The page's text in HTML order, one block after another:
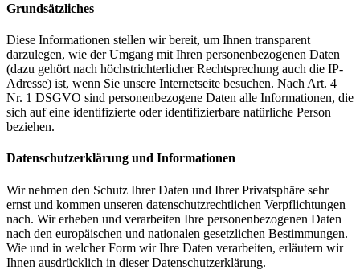
Grundsätzliches
Diese Informationen stellen wir bereit, um Ihnen transparent
darzulegen, wie der Umgang mit Ihren personenbezogenen Daten
(dazu gehört nach höchstrichterlicher Rechtsprechung auch die IP-
Adresse) ist, wenn Sie unsere Internetseite besuchen. Nach Art. 4
Nr. 1 DSGVO sind personenbezogene Daten alle Informationen, die
sich auf eine identifizierte oder identifizierbare natürliche Person
beziehen.
Datenschutzerklärung und Informationen
Wir nehmen den Schutz Ihrer Daten und Ihrer Privatsphäre sehr
ernst und kommen unseren datenschutzrechtlichen Verpflichtungen
nach. Wir erheben und verarbeiten Ihre personenbezogenen Daten
nach den europäischen und nationalen gesetzlichen Bestimmungen.
Wie und in welcher Form wir Ihre Daten verarbeiten, erläutern wir
Ihnen ausdrücklich in dieser Datenschutzerklärung.